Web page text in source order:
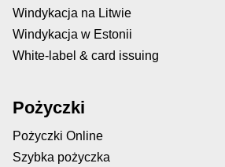
Windykacja na Litwie
Windykacja w Estonii
White-label & card issuing
Pożyczki
Pożyczki Online
Szybka pożyczka